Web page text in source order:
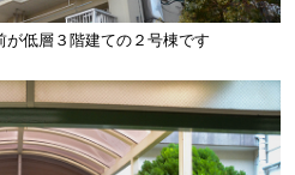
低層３階建ての２号棟です